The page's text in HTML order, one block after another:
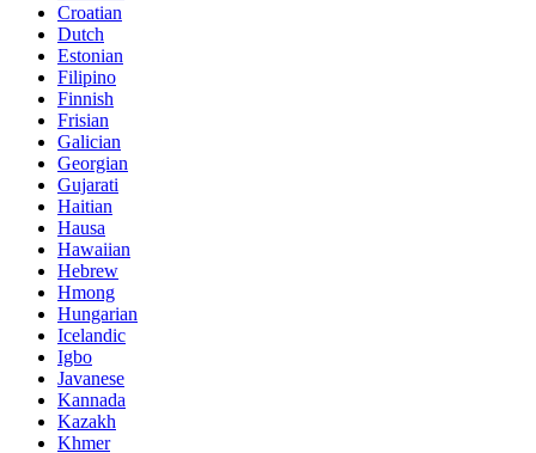
Croatian
Dutch
Estonian
Filipino
Finnish
Frisian
Galician
Georgian
Gujarati
Haitian
Hausa
Hawaiian
Hebrew
Hmong
Hungarian
Icelandic
Igbo
Javanese
Kannada
Kazakh
Khmer